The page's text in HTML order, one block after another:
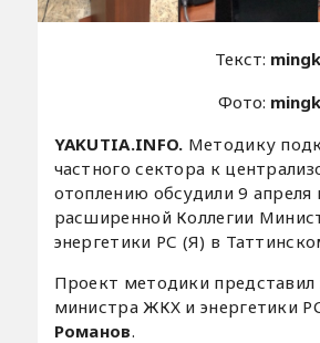
Текст:
Фото:
YAKUTIA.INFO. Методику
частного сектора к
отоплению обсудили 9 апреля
расширенной Коллегии
энергетики РС (Я) в
Проект методики представил
министра ЖКХ и энергетики
Романов.